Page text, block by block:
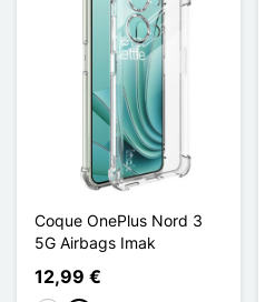
Coque OnePlus Nord 3
5G Airbags Imak
12,99 €